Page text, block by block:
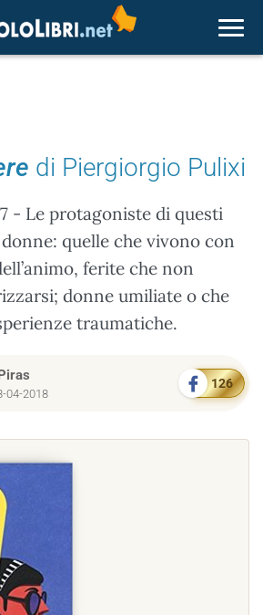
di Piergiorgio Pulixi
- Le protagoniste di questi
quelle che vivono con
ferite che non
donne umiliate o che
traumatiche.
04-2018
126